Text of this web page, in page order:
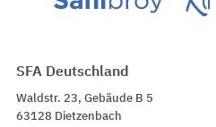
SFA Deutschland
Waldstr. 23, Gebäude B 5
63128 Dietzenbach